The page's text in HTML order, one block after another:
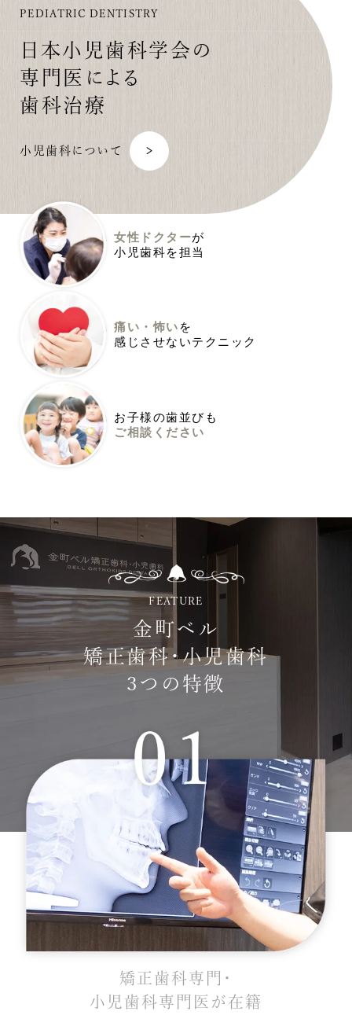
PEDIATRIC DENTISTRY
日本小児歯科学会の
専門医による
歯科治療
小児歯科について
女性ドクターが
小児歯科を担当
痛い・怖い を
感じさせないテクニック
お子様の歯並びも
ご相談ください
FEATURE
金町ベル
矯正歯科・小児歯科
3つの特徴
矯正歯科専門・
小児歯科専門医が在籍